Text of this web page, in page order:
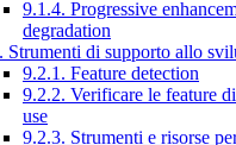
9.1.4. Progressive
degradation
Strumenti di supporto allo
9.2.1. Feature detection
9.2.2. Verificare le feature
use
9.2.3. Strumenti e risorse